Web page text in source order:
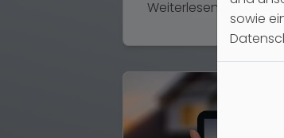
Weiterlesen
sowie